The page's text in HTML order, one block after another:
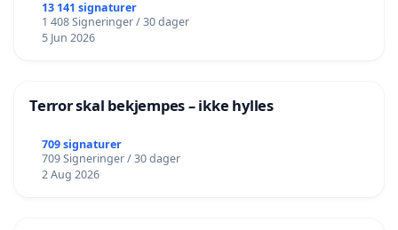
13 141 signaturer
1 408 Signeringer / 30 dager
5 Jun 2026
Terror skal bekjempes – ikke hylles
709 signaturer
709 Signeringer / 30 dager
2 Aug 2026